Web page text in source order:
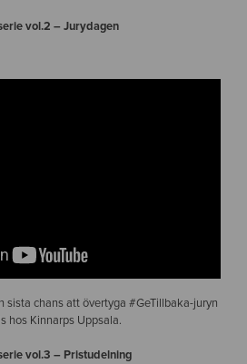
vol.2 – Jurydagen
sista chans att övertyga #GeTillbaka-juryn
hos Kinnarps Uppsala.
vol.3 – Pristudelning